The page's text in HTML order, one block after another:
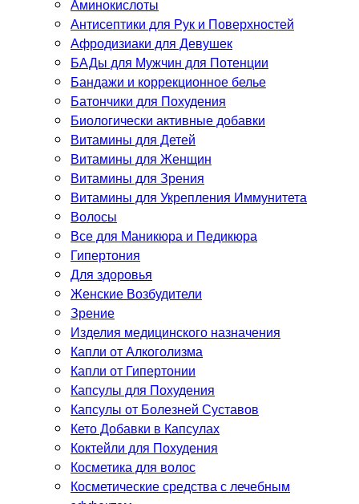
Аминокислоты
Антисептики для Рук и Поверхностей
Афродизиаки для Девушек
БАДы для Мужчин для Потенции
Бандажи и коррекционное белье
Батончики для Похудения
Биологически активные добавки
Витамины для Детей
Витамины для Женщин
Витамины для Зрения
Витамины для Укрепления Иммунитета
Волосы
Все для Маникюра и Педикюра
Гипертония
Для здоровья
Женские Возбудители
Зрение
Изделия медицинского назначения
Капли от Алкоголизма
Капли от Гипертонии
Капсулы для Похудения
Капсулы от Болезней Суставов
Кето Добавки в Капсулах
Коктейли для Похудения
Косметика для волос
Косметические средства с лечебным